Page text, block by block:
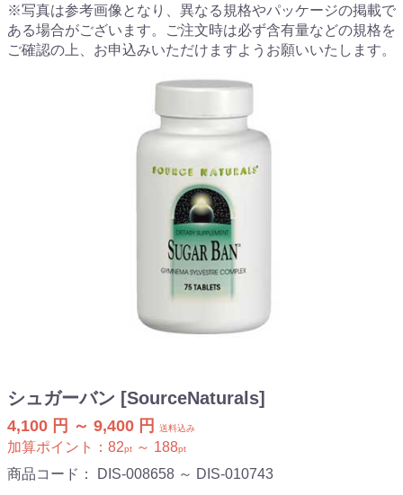
※写真は参考画像となり、異なる規格やパッケージの掲載で
ある場合がございます。ご注文時は必ず含有量などの規格を
ご確認の上、お申込みいただけますようお願いいたします。
シュガーバン [SourceNaturals]
4,100 円 ～ 9,400 円 送料込み
加算ポイント： 82pt ～ 188pt
商品コード： DIS-008658 ～ DIS-010743